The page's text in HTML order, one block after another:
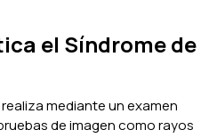
el Síndrome de
mediante un examen
de imagen como rayos